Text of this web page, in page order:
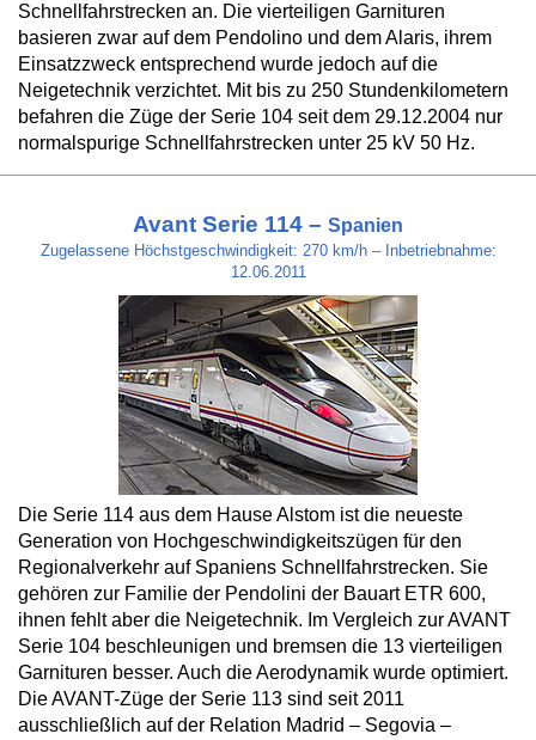
Schnellfahrstrecken an. Die vierteiligen Garnituren
basieren zwar auf dem Pendolino und dem Alaris, ihrem
Einsatzzweck entsprechend wurde jedoch auf die
Neigetechnik verzichtet. Mit bis zu 250 Stundenkilometern
befahren die Züge der Serie 104 seit dem 29.12.2004 nur
normalspurige Schnellfahrstrecken unter 25 kV 50 Hz.
Avant Serie 114 – Spanien
Zugelassene Höchstgeschwindigkeit: 270 km/h – Inbetriebnahme:
12.06.2011
Die Serie 114 aus dem Hause Alstom ist die neueste
Generation von Hochgeschwindigkeitszügen für den
Regionalverkehr auf Spaniens Schnellfahrstrecken. Sie
gehören zur Familie der Pendolini der Bauart ETR 600,
ihnen fehlt aber die Neigetechnik. Im Vergleich zur AVANT
Serie 104 beschleunigen und bremsen die 13 vierteiligen
Garnituren besser. Auch die Aerodynamik wurde optimiert.
Die AVANT-Züge der Serie 113 sind seit 2011
ausschließlich auf der Relation Madrid – Segovia –